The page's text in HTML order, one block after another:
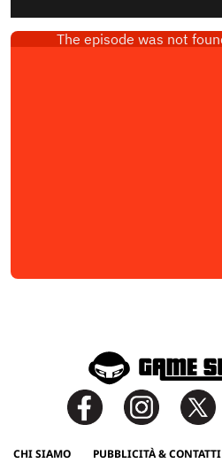
CHI SIAMO PUBBLICITÀ & CONTATTI